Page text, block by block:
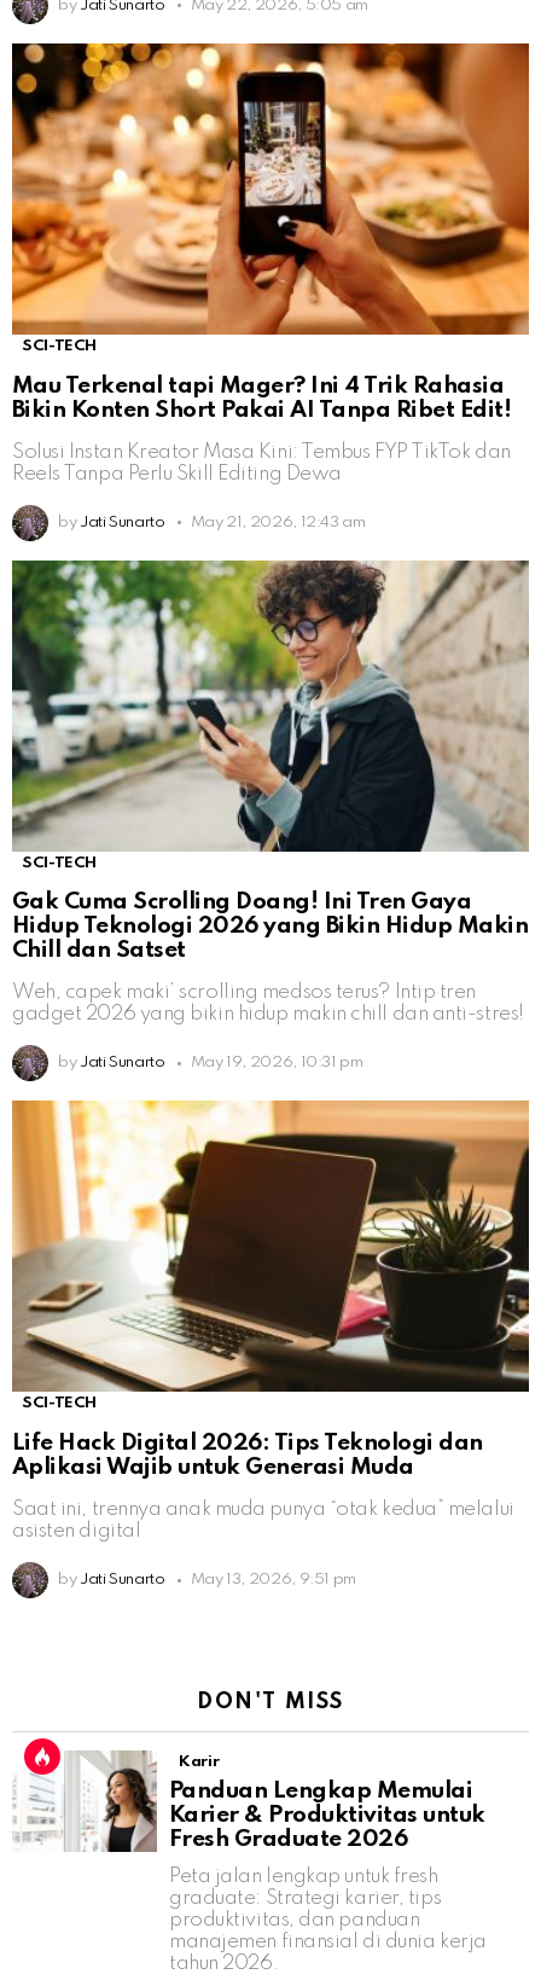
by Jati Sunarto May 22, 2026, 5:05 am
SCI-TECH
Mau Terkenal tapi Mager? Ini 4 Trik Rahasia
Bikin Konten Short Pakai AI Tanpa Ribet Edit!
Solusi Instan Kreator Masa Kini: Tembus FYP TikTok dan
Reels Tanpa Perlu Skill Editing Dewa
by Jati Sunarto May 21, 2026, 12:43 am
SCI-TECH
Gak Cuma Scrolling Doang! Ini Tren Gaya
Hidup Teknologi 2026 yang Bikin Hidup Makin
Chill dan Satset
Weh, capek maki’ scrolling medsos terus? Intip tren
gadget 2026 yang bikin hidup makin chill dan anti-stres!
by Jati Sunarto May 19, 2026, 10:31 pm
SCI-TECH
Life Hack Digital 2026: Tips Teknologi dan
Aplikasi Wajib untuk Generasi Muda
Saat ini, trennya anak muda punya “otak kedua” melalui
asisten digital
by Jati Sunarto May 13, 2026, 9:51 pm
DON'T MISS
Karir
Panduan Lengkap Memulai
Karier & Produktivitas untuk
Fresh Graduate 2026
Peta jalan lengkap untuk fresh
graduate: Strategi karier, tips
produktivitas, dan panduan
manajemen finansial di dunia kerja
tahun 2026.